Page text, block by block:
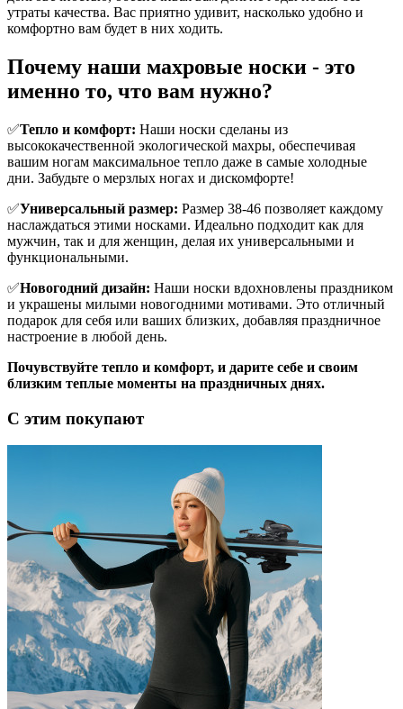
утраты качества. Вас приятно удивит, насколько удобно и
комфортно вам будет в них ходить.
Почему наши махровые носки - это
именно то, что вам нужно?
✅Тепло и комфорт: Наши носки сделаны из
высококачественной экологической махры, обеспечивая
вашим ногам максимальное тепло даже в самые холодные
дни. Забудьте о мерзлых ногах и дискомфорте!
✅Универсальный размер: Размер 38-46 позволяет каждому
наслаждаться этими носками. Идеально подходит как для
мужчин, так и для женщин, делая их универсальными и
функциональными.
✅Новогодний дизайн: Наши носки вдохновлены праздником
и украшены милыми новогодними мотивами. Это отличный
подарок для себя или ваших близких, добавляя праздничное
настроение в любой день.
Почувствуйте тепло и комфорт, и дарите себе и своим
близким теплые моменты на праздничных днях.
С этим покупают